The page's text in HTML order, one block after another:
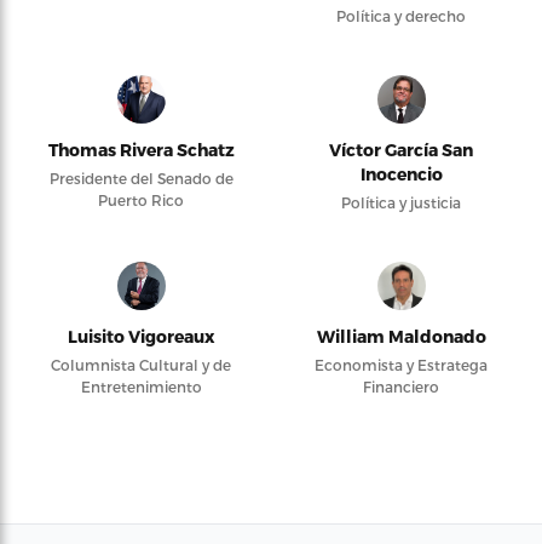
Política y derecho
Thomas Rivera Schatz
Presidente del Senado de
Puerto Rico
Víctor García San
Inocencio
Política y justicia
Luisito Vigoreaux
Columnista Cultural y de
Entretenimiento
William Maldonado
Economista y Estratega
Financiero